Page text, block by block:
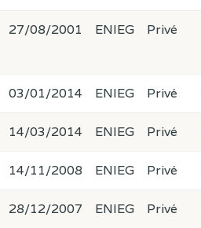
27/08/2001 ENIEG Privé
03/01/2014 ENIEG Privé
14/03/2014 ENIEG Privé
14/11/2008 ENIEG Privé
28/12/2007 ENIEG Privé